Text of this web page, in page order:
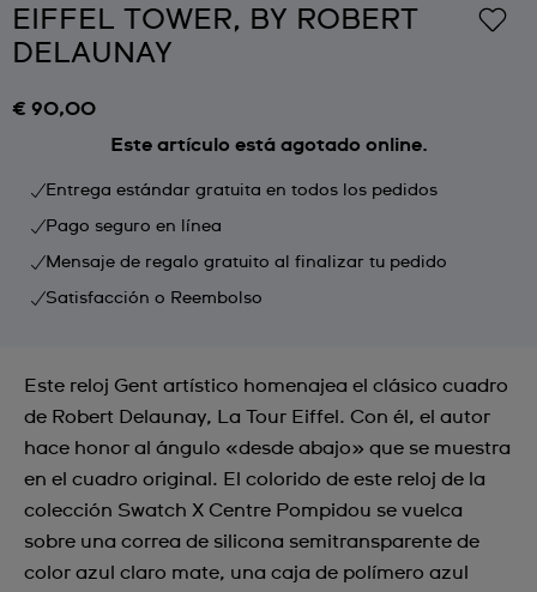
EIFFEL TOWER, BY ROBERT
DELAUNAY
€ 90,00
Este artículo está agotado online.
Entrega estándar gratuita en todos los pedidos
Pago seguro en línea
Mensaje de regalo gratuito al finalizar tu pedido
Satisfacción o Reembolso
Este reloj Gent artístico homenajea el clásico cuadro
de Robert Delaunay, La Tour Eiffel. Con él, el autor
hace honor al ángulo «desde abajo» que se muestra
en el cuadro original. El colorido de este reloj de la
colección Swatch X Centre Pompidou se vuelca
sobre una correa de silicona semitransparente de
color azul claro mate, una caja de polímero azul